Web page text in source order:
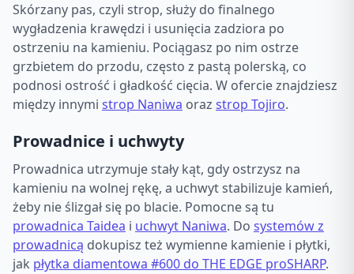
Skórzany pas, czyli strop, służy do finalnego
wygładzenia krawędzi i usunięcia zadziora po
ostrzeniu na kamieniu. Pociągasz po nim ostrze
grzbietem do przodu, często z pastą polerską, co
podnosi ostrość i gładkość cięcia. W ofercie znajdziesz
między innymi strop Naniwa oraz strop Tojiro.
Prowadnice i uchwyty
Prowadnica utrzymuje stały kąt, gdy ostrzysz na
kamieniu na wolnej rękę, a uchwyt stabilizuje kamień,
żeby nie ślizgał się po blacie. Pomocne są tu
prowadnica Taidea i uchwyt Naniwa. Do systemów z
prowadnicą dokupisz też wymienne kamienie i płytki,
jak płytka diamentowa #600 do THE EDGE proSHARP.